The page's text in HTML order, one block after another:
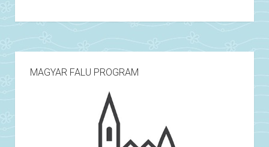
MAGYAR FALU PROGRAM